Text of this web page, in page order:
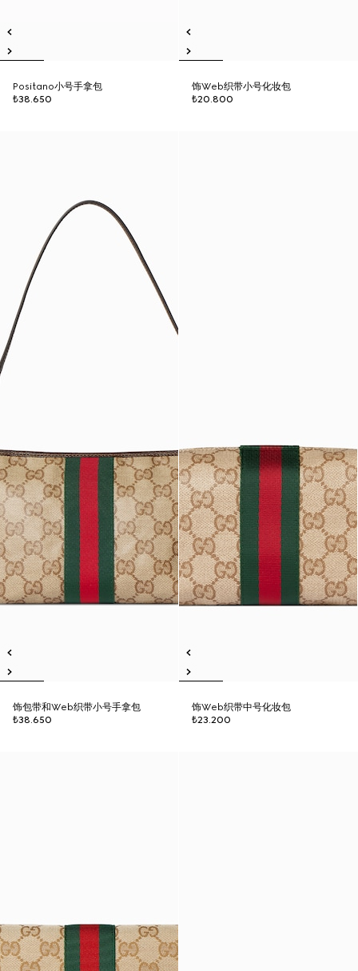
Positano小号手拿包
₺38.650
饰Web织带小号化妆包
₺20.800
饰包带和Web织带小号手拿包
₺38.650
饰Web织带中号化妆包
₺23.200